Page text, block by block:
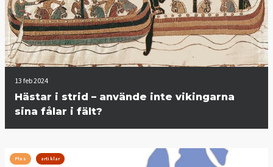
13 feb 2024
Hästar i strid – använde inte vikingarna
sina fålar i fält?
Plus artiklar